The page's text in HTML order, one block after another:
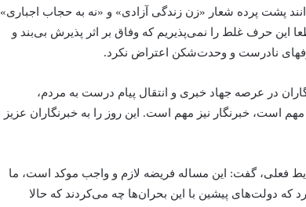
پشت پرده شعار «زن زندگی آزادی» و «نه به حجاب اجباری»
این حرف غلط را نمی‌پذیریم که وفاق بر اثر پذیرش بی‌بند و
نادرست و وحدت‌شکن اعتراض نکرد.
در عرصه جهاد خبری و انتقال پیام درست به مردم،
خبرنگار نیز مهم است. این روز را به خبرنگاران عزیز
فعلی، گفت: این مساله فریضه لازم و واجب موکد است، ما
که دولت‌های پیشین با این بحران‌ها چه می‌کردند که حالا